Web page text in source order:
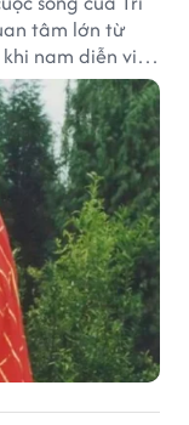
tâm lớn từ
nam diễn viên
hiện trong
tỷ NDT.